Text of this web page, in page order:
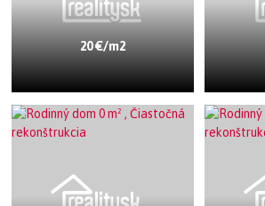
20 €/m2